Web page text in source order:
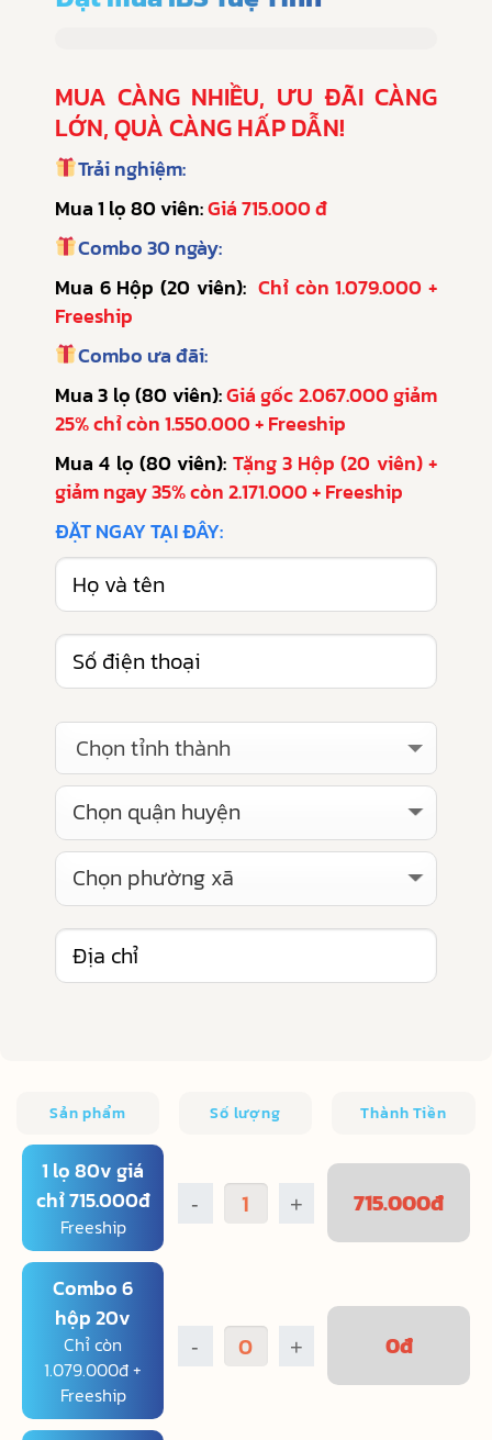
MUA CÀNG NHIỀU, ƯU ĐÃI CÀNG
LỚN, QUÀ CÀNG HẤP DẪN!
Trải nghiệm:
Mua 1 lọ 80 viên:Giá 715.000 đ
Combo 30 ngày:
Mua 6 Hộp (20 viên): Chỉ còn 1.079.000 +
Freeship
Combo ưa đãi:
Mua 3 lọ (80 viên):Giá gốc 2.067.000 giảm
25% chỉ còn 1.550.000 + Freeship
Mua 4 lọ (80 viên): Tặng 3 Hộp (20 viên) +
giảm ngay 35% còn 2.171.000 + Freeship
ĐẶT NGAY TẠI ĐÂY:
Chọn tỉnh thành
Sản phẩm Số lượng Thành Tiền
1 lọ 80v giá
chỉ 715.000đ
Freeship
- + 715.000đ
Combo 6
hộp 20v
Chỉ còn
1.079.000đ +
Freeship
- + 0đ